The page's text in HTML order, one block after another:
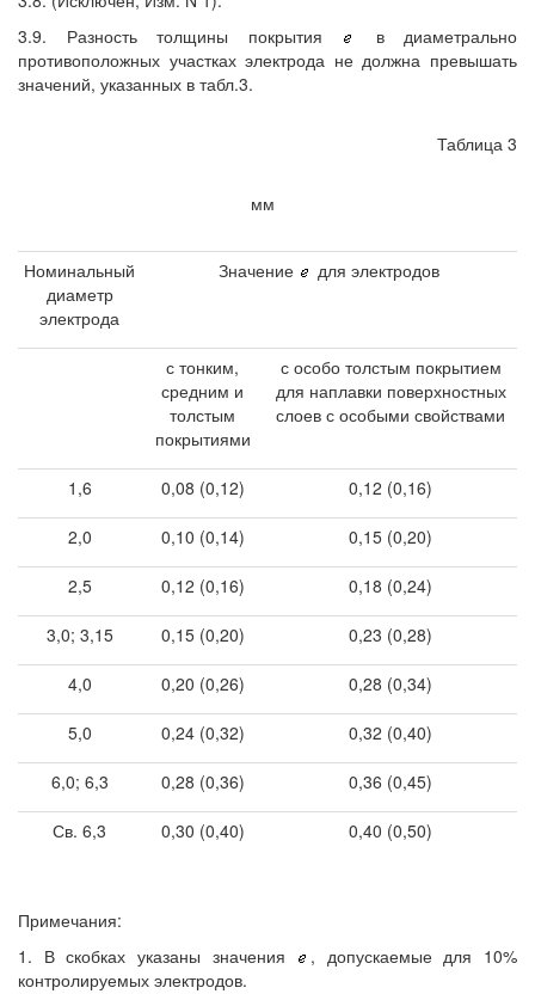
3.9. Разность толщины покрытия
в диаметрально
противоположных участках электрода не должна превышать
значений, указанных в табл.3.
Таблица 3
мм
Номинальный
диаметр
электрода
Значение для электродов
с тонким,
средним и
толстым
покрытиями
с особо толстым покрытием
для наплавки поверхностных
слоев с особыми свойствами
1,6 0,08 (0,12) 0,12 (0,16)
2,0 0,10 (0,14) 0,15 (0,20)
2,5 0,12 (0,16) 0,18 (0,24)
3,0; 3,15 0,15 (0,20) 0,23 (0,28)
4,0 0,20 (0,26) 0,28 (0,34)
5,0 0,24 (0,32) 0,32 (0,40)
6,0; 6,3 0,28 (0,36) 0,36 (0,45)
Св. 6,3 0,30 (0,40) 0,40 (0,50)
Примечания:
1. В скобках указаны значения
, допускаемые для 10%
контролируемых электродов.